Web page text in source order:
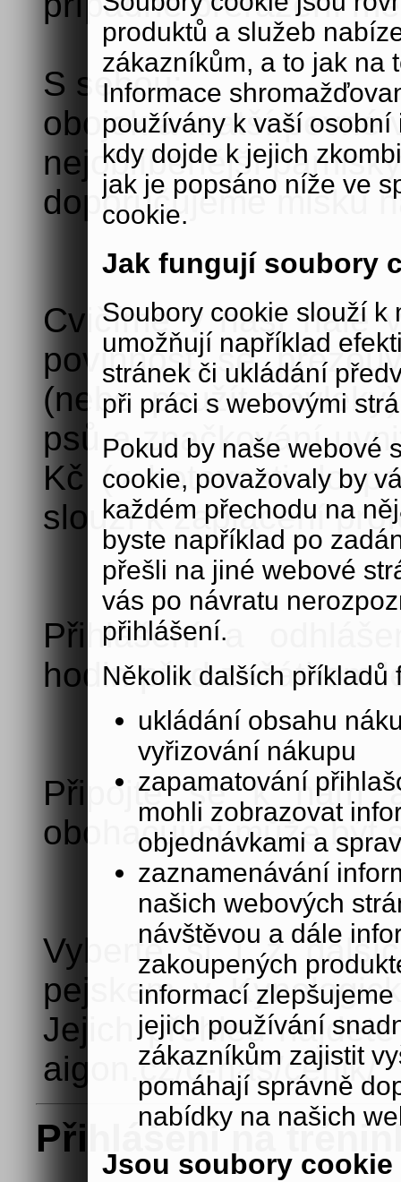
produktů a služeb
zákazníkům, a to jak na
Informace
používány k vaší
kdy dojde k jejich
jak je popsáno níže ve
cookie.
Jak fungují soubory
Soubory cookie slouží k
umožňují například
stránek či ukládání
při práci s webovými
Pokud by naše webové
cookie, považovaly by
každém přechodu na
byste například po
přešli na jiné webové
vás po návratu
přihlášení.
Několik dalších příkladů
ukládání obsahu
vyřizování nákupu
zapamatování
mohli zobrazovat
objednávkami a
zaznamenávání
našich webových
návštěvou a dále
zakoupených
informací
jejich používání
zákazníkům zajistit
pomáhají správně
nabídky na našich
Jsou soubory cookie
S sebou:
obojek a kratší pevné
nejoblíbenější
doporučujeme misku
Cvičíme v naší hale
povinnost se
(nebo použít
psů a značkování
Kč (v hotovosti do
slouží k zaplacení
Přihlášení a
hodin před začátkem
Připojte se k nám
obohacující může být
Vyberte si i z
pejskem v
Jejich přehled
aigon.cz/o-nas/cenik/
Přihlášení na